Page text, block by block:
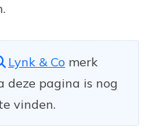
Lynk & Co merk
deze pagina is nog
vinden.